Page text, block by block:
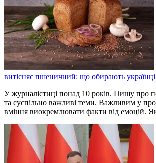
витісняє пшеничний: що обирають українці
У журналістиці понад 10 років. Пишу про
та суспільно важливі теми. Важливим у
вміння виокремлювати факти від емоцій.